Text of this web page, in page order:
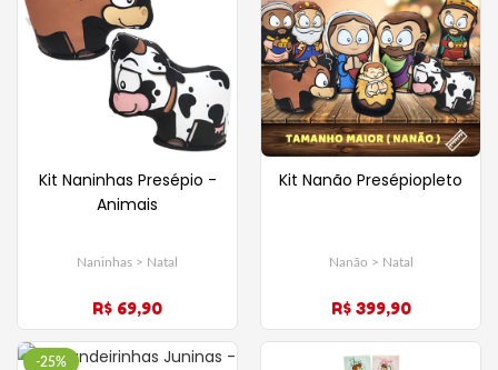
Kit Naninhas Presépio -
Animais
Naninhas > Natal
R$ 69,90
Kit Nanão Presépiopleto
Nanão > Natal
R$ 399,90
-25%